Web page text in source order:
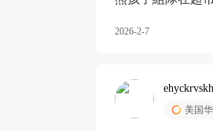
2026-2-7
ehyckrvskh
美国